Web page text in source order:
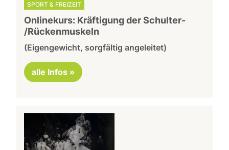
SPORT & FREIZEIT
Onlinekurs: Kräftigung der Schulter-
/Rückenmuskeln
(Eigengewicht, sorgfältig angeleitet)
alle Infos »